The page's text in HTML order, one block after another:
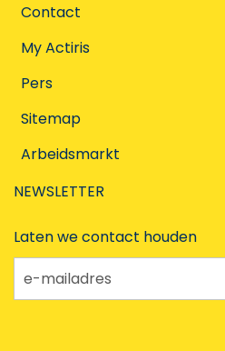
Contact
My Actiris
Pers
Sitemap
Arbeidsmarkt
NEWSLETTER
Laten we contact houden
e-mailadres